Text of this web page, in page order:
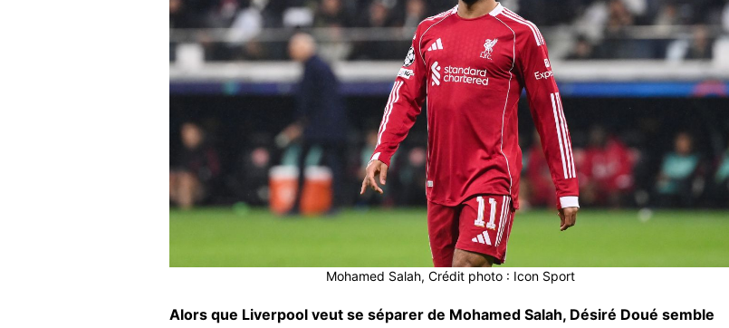
Mohamed Salah, Crédit photo : Icon Sport
Alors que Liverpool veut se séparer de Mohamed Salah, Désiré Doué semble